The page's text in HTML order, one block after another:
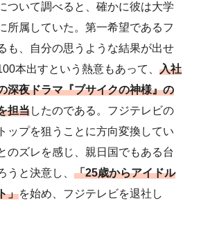
ついて調べると、確かに彼は大学
所属していた。第一希望であるフ
も、自分の思うような結果が出せ
本出すという熱意もあって、 入社
深夜ドラマ『ブサイクの神様』の
担当したのである。フジテレビの
ップを狙うことに方向変換してい
のズレを感じ、親日国でもある台
うと決意し、 「25歳からアイドル
」を始め、フジテレビを退社し